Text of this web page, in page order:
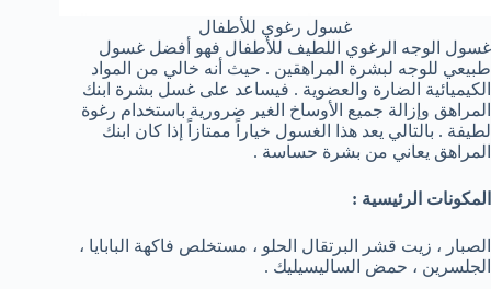
غسول رغوي للأطفال
غسول الوجه الرغوي اللطيف للأطفال فهو أفضل غسول
طبيعي للوجه لبشرة المراهقين . حيث أنه خالي من المواد
الكيميائية الضارة والعضوية . فيساعد على غسل بشرة ابنك
المراهق وإزالة جميع الأوساخ الغير ضرورية باستخدام رغوة
لطيفة . بالتالي يعد هذا الغسول خياراً ممتازاً إذا كان ابنك
المراهق يعاني من بشرة حساسة .
المكونات الرئيسية :
الصبار ، زيت قشر البرتقال الحلو ، مستخلص فاكهة البابايا ،
الجلسرين ، حمض الساليسيليك .